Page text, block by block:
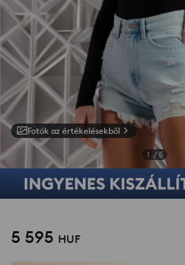
Fotók az értékelésekből
1 /5
5 595 HUF